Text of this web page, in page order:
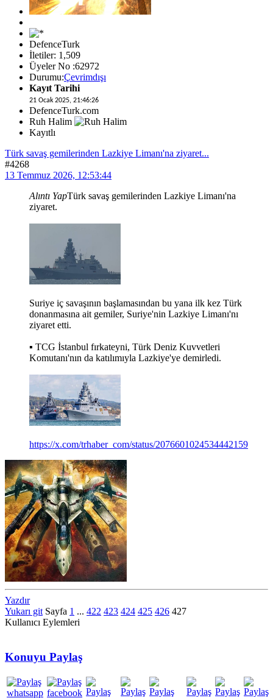
DefenceTurk
İletiler: 1,509
Üyeler No :62972
Durumu:Çevrimdışı
Kayıt Tarihi
21 Ocak 2025, 21:46:26
DefenceTurk.com
Ruh Halim
Kayıtlı
Türk savaş gemilerinden Lazkiye Limanı'na ziyaret...
#4268
13 Temmuz 2026, 12:53:44
Alıntı YapTürk savaş gemilerinden Lazkiye Limanı'na
ziyaret.
Suriye iç savaşının başlamasından bu yana ilk kez Türk
donanmasına ait gemiler, Suriye'nin Lazkiye Limanı'nı
ziyaret etti.
▪️ TCG İstanbul fırkateyni, Türk Deniz Kuvvetleri
Komutanı'nın da katılımıyla Lazkiye'ye demirledi.
https://x.com/trhaber_com/status/2076601024534442159
Yazdır
Yukarı git Sayfa 1 ... 422 423 424 425 426 427
Kullanıcı Eylemleri
Konuyu Paylaş